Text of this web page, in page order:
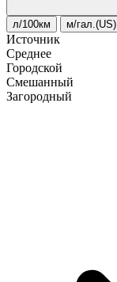
л/100км м/гал.(US)
Источник
Среднее
Городской
Смешанный
Загородный